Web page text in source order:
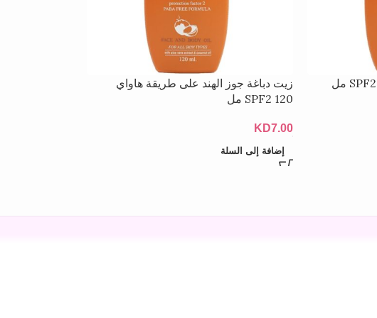
زيت دباغة جوز الهند على طريقة هاواي
SPF2 120 مل
KD7.00
إضافة إلى السلة